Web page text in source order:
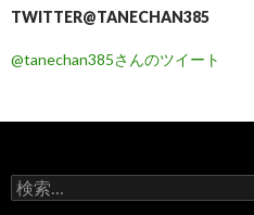
TWITTER@TANECHAN385
@tanechan385さんのツイート
検
索